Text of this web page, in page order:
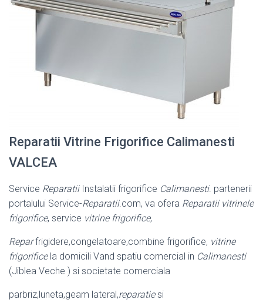
Reparatii Vitrine Frigorifice Calimanesti
VALCEA
Service ReparatiiInstalatii frigorifice Calimanesti. partenerii
portalului Service-Reparatii.com, va ofera Reparatii vitrinele
frigorifice, service vitrine frigorifice,
Reparfrigidere,congelatoare,combine frigorifice, vitrine
frigorificela domicili Vand spatiu comercial in Calimanesti
(Jiblea Veche ) si societate comerciala
parbriz,luneta,geam lateral,reparatiesi